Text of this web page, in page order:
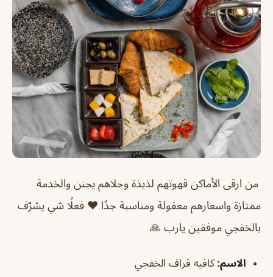
من ارقى الأماكن قهوتهم لذيذة وحلاهم يجنن والخدمة
ممتازة واسعارهم معقولة ومناسبة جدًا ♥️ فعلًا شي يشرّف
بالخفجي موفقين يارب 🙏
الاسم: كافيه قراف الخفجي